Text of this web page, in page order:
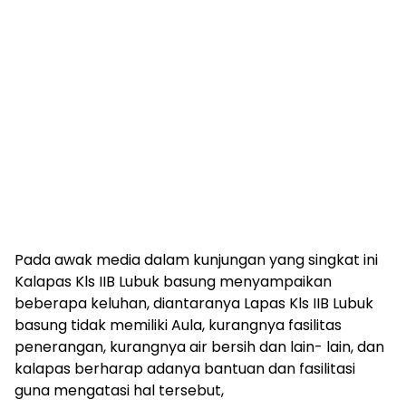
Pada awak media dalam kunjungan yang singkat ini
Kalapas Kls IIB Lubuk basung menyampaikan
beberapa keluhan, diantaranya Lapas Kls IIB Lubuk
basung tidak memiliki Aula, kurangnya fasilitas
penerangan, kurangnya air bersih dan lain- lain, dan
kalapas berharap adanya bantuan dan fasilitasi
guna mengatasi hal tersebut,